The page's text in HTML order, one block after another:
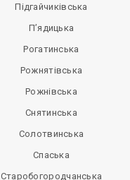
Підгайчиківська
П’ядицька
Рогатинська
Рожнятівська
Рожнівська
Снятинська
Солотвинська
Спаська
Старобогородчанська